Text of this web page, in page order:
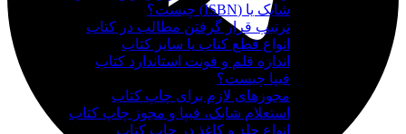
شابک یا (ISBN) چیست؟
ترتیب قرار گرفتن مطالب در کتاب
انواع قطع کتاب یا سایز کتاب
اندازه قلم و فونت استاندارد کتاب
فیپا چیست؟
مجوزهای لازم برای چاپ کتاب
استعلام شابک، فیپا و مجوز چاپ کتاب
انواع جلد و کاغذ در چاپ کتاب